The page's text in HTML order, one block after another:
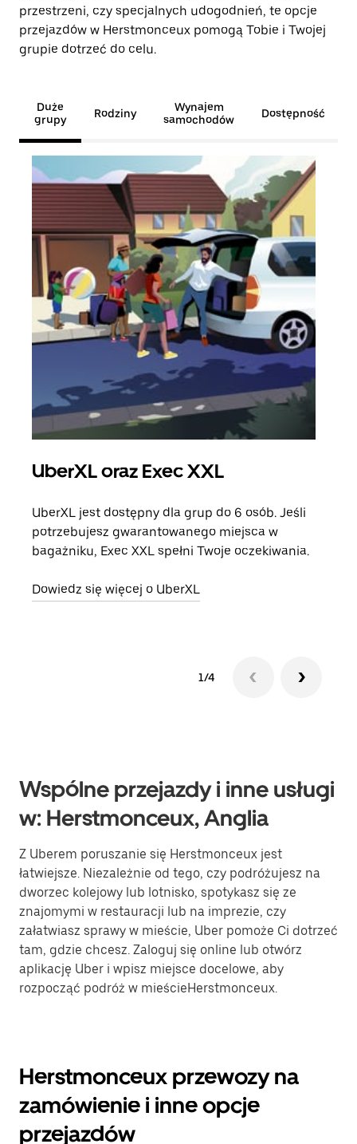
przestrzeni, czy specjalnych udogodnień, te opcje
przejazdów w Herstmonceux pomogą Tobie i Twojej
grupie dotrzeć do celu.
Duże
grupy
Rodziny
Wynajem
samochodów
Dostępność
UberXL oraz Exec XXL
UberXL jest dostępny dla grup do 6 osób. Jeśli
potrzebujesz gwarantowanego miejsca w
bagażniku, Exec XXL spełni Twoje oczekiwania.
Dowiedz się więcej o UberXL
1/4
Wspólne przejazdy i inne usługi
w: Herstmonceux, Anglia
Z Uberem poruszanie się Herstmonceux jest
łatwiejsze. Niezależnie od tego, czy podróżujesz na
dworzec kolejowy lub lotnisko, spotykasz się ze
znajomymi w restauracji lub na imprezie, czy
załatwiasz sprawy w mieście, Uber pomoże Ci dotrzeć
tam, gdzie chcesz. Zaloguj się online lub otwórz
aplikację Uber i wpisz miejsce docelowe, aby
rozpocząć podróż w mieścieHerstmonceux.
Herstmonceux przewozy na
zamówienie i inne opcje
przejazdów